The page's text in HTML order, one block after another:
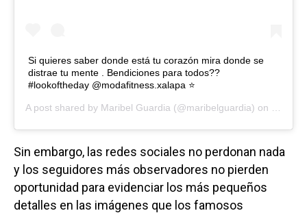
Si quieres saber donde está tu corazón mira donde se
distrae tu mente . Bendiciones para todos??
#lookoftheday @modafitness.xalapa ⭐️
A post shared by Maribel Guardia (@maribelguardia) on
Sin embargo, las redes sociales no perdonan nada
y los seguidores más observadores no pierden
oportunidad para evidenciar los más pequeños
detalles en las imágenes que los famosos